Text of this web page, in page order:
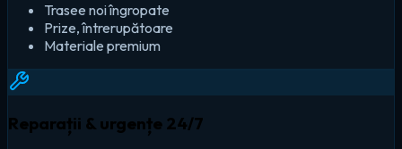
Trasee noi îngropate
Prize, întrerupătoare
Materiale premium
Reparații & urgențe 24/7